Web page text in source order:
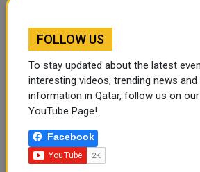
LinkedIn
Leave a comment
FOLLOW US
To stay updated about the latest
interesting videos, trending news
information in Qatar, follow us on
YouTube Page!
Facebook